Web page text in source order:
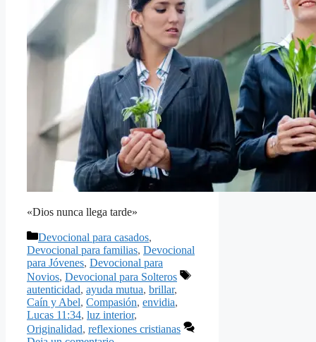
«Dios nunca llega tarde»
Categorías
Devocional para casados,
Devocional para familias, Devocional
para Jóvenes, Devocional para
Novios, Devocional para Solteros
Etiquetas
autenticidad, ayuda mutua, brillar,
Caín y Abel, Compasión, envidia,
Lucas 11:34, luz interior,
Originalidad, reflexiones cristianas